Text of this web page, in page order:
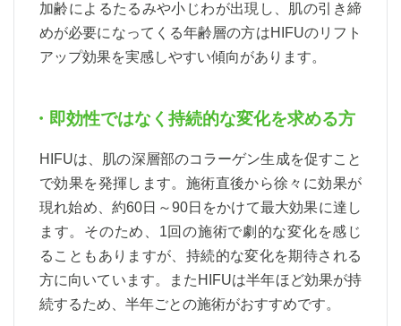
加齢によるたるみや小じわが出現し、肌の引き締
めが必要になってくる年齢層の方はHIFUのリフト
アップ効果を実感しやすい傾向があります。
・即効性ではなく持続的な変化を求める方
HIFUは、肌の深層部のコラーゲン生成を促すこと
で効果を発揮します。施術直後から徐々に効果が
現れ始め、約60日～90日をかけて最大効果に達し
ます。そのため、1回の施術で劇的な変化を感じ
ることもありますが、持続的な変化を期待される
方に向いています。またHIFUは半年ほど効果が持
続するため、半年ごとの施術がおすすめです。